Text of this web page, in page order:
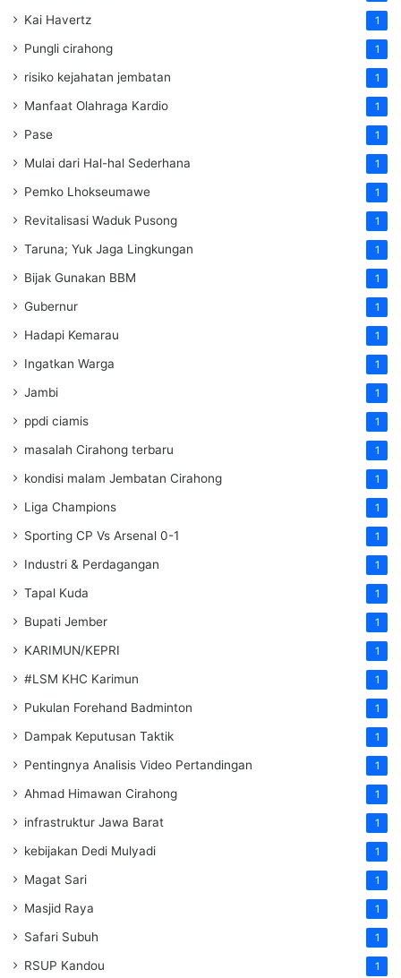
Kai Havertz 1
Pungli cirahong 1
risiko kejahatan jembatan 1
Manfaat Olahraga Kardio 1
Pase 1
Mulai dari Hal-hal Sederhana 1
Pemko Lhokseumawe 1
Revitalisasi Waduk Pusong 1
Taruna; Yuk Jaga Lingkungan 1
Bijak Gunakan BBM 1
Gubernur 1
Hadapi Kemarau 1
Ingatkan Warga 1
Jambi 1
ppdi ciamis 1
masalah Cirahong terbaru 1
kondisi malam Jembatan Cirahong 1
Liga Champions 1
Sporting CP Vs Arsenal 0-1 1
Industri & Perdagangan 1
Tapal Kuda 1
Bupati Jember 1
KARIMUN/KEPRI 1
#LSM KHC Karimun 1
Pukulan Forehand Badminton 1
Dampak Keputusan Taktik 1
Pentingnya Analisis Video Pertandingan 1
Ahmad Himawan Cirahong 1
infrastruktur Jawa Barat 1
kebijakan Dedi Mulyadi 1
Magat Sari 1
Masjid Raya 1
Safari Subuh 1
RSUP Kandou 1